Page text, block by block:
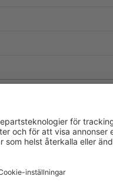
information